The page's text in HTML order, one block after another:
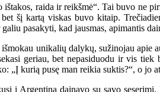
raida ir reikšmė“. Tai buvo ne
šį kartą viskas buvo kitaip.
pasakyti, kad jausmas, apimantis
unikalių dalykų, sužinojau
geriau, bet nepasiduodu ir vis
„Į kurią pusę man reikia suktis?“, o jo
į Argentiną dainavo su savo